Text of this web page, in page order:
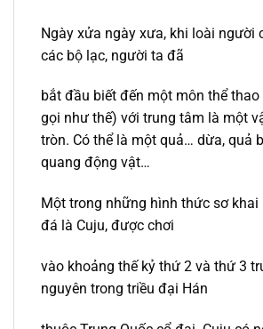
Ngày xửa ngày xưa, khi loài người
các bộ lạc, người ta đã
bắt đầu biết đến một môn thể
gọi như thế) với trung tâm là một
tròn. Có thể là một quả… dừa, quả
quang động vật…
Một trong những hình thức sơ khai
đá là Cuju, được chơi
vào khoảng thế kỷ thứ 2 và thứ 3
nguyên trong triều đại Hán